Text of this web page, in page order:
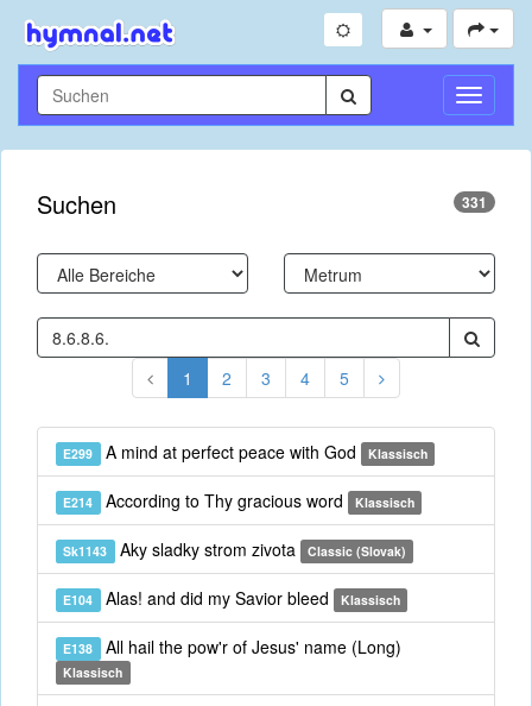
Suchen 331
1 2 3 4 5
E299 A mind at perfect peace with God Klassisch
E214 According to Thy gracious word Klassisch
Sk1143 Aky sladky strom zivota Classic (Slovak)
E104 Alas! and did my Savior bleed Klassisch
E138 All hail the pow'r of Jesus' name (Long)
Klassisch